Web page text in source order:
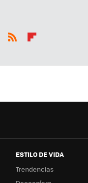
boa
ESTILO DE VIDA
Trendencias